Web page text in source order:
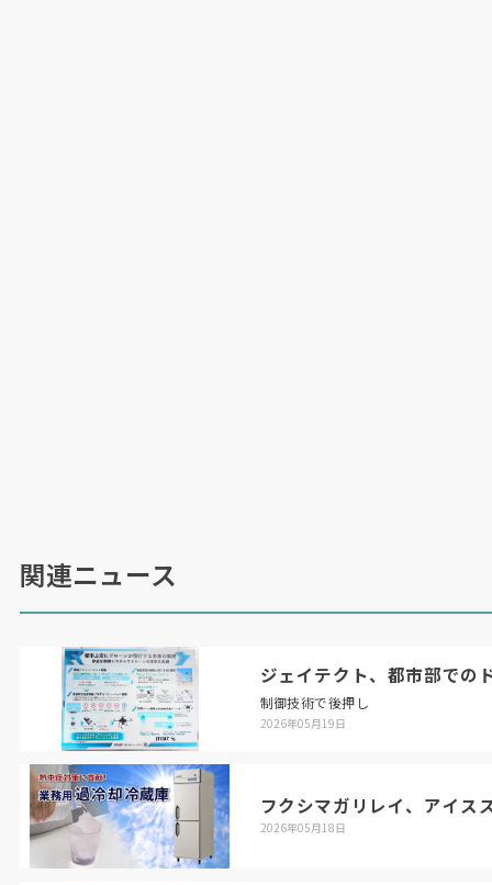
関連ニュース
ジェイテクト、都市部での
制御技術で後押し
2026年05月19日
フクシマガリレイ、アイス
2026年05月18日